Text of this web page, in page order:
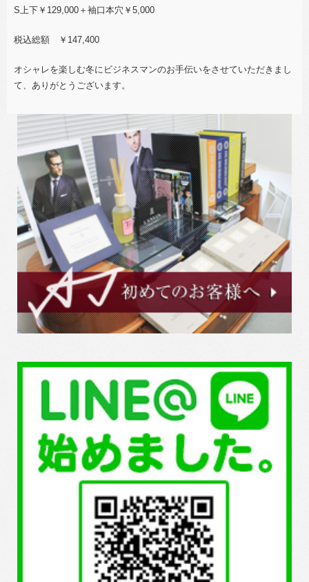
S上下￥129,000＋袖口本穴￥5,000
税込総額 ￥147,400
オシャレを楽しむ冬にビジネスマンのお手伝いをさせていただきまし
て、ありがとうございます。